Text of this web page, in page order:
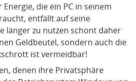
die ein PC in seinem
entfällt auf seine
länger zu nutzen schont daher
Geldbeutel, sondern auch die
ist vermeidbar!
denen ihre Privatsphäre